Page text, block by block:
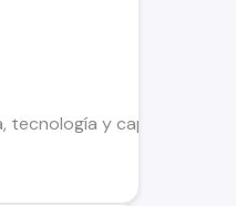
tecnología y